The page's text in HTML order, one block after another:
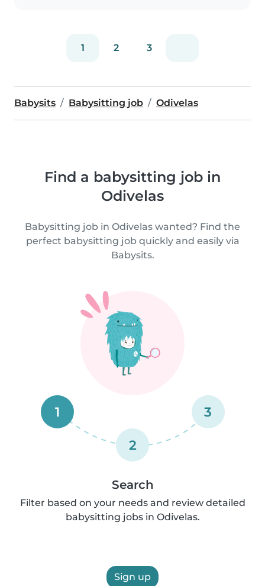
1 2 3
Babysits Babysitting job Odivelas
Find a babysitting job in
Odivelas
Babysitting job in Odivelas wanted? Find the
perfect babysitting job quickly and easily via
Babysits.
1
2
3
Search
Filter based on your needs and review detailed
babysitting jobs in Odivelas.
Sign up